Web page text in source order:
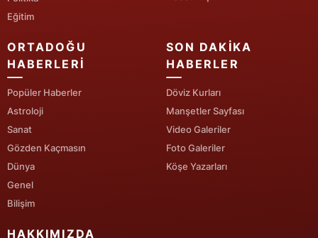
Eğitim
ORTADOĞU
HABERLERI
Popüler Haberler
Astroloji
Sanat
Gözden Kaçmasın
Dünya
Genel
Bilişim
SON DAKIKA
HABERLER
Döviz Kurları
Manşetler Sayfası
Video Galeriler
Foto Galeriler
Köşe Yazarları
HAKKIMIZDA